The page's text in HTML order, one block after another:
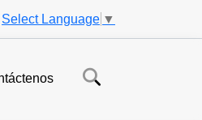
Select Language ▼